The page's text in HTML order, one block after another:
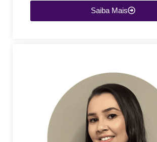
Saiba Mais